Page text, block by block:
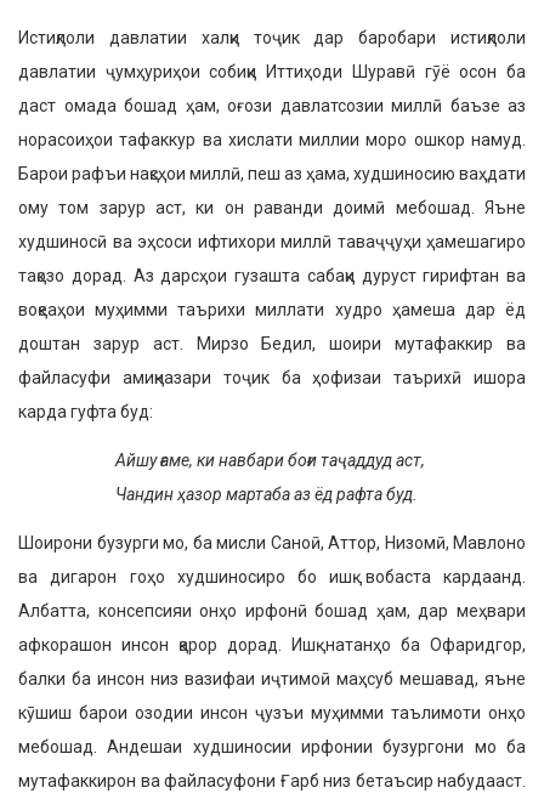
Истиқлоли давлатии халқи тоҷик дар баробари истиқлоли
давлатии ҷумҳу­риҳои собиқи Иттиҳоди Шуравӣ гӯё осон ба
даст омада бошад ҳам, оғози давлатсозии миллӣ баъзе аз
норасоиҳои тафаккур ва хислати миллии моро ошкор намуд.
Барои рафъи нақсҳои миллӣ, пеш аз ҳама, худшиносию ваҳдати
ому том зарур аст, ки он раванди доимӣ мебошад. Яъне
худшиносӣ ва эҳсоси ифтихори миллӣ таваҷҷуҳи ҳамешагиро
тақозо дорад. Аз дарсҳои гузашта сабақи дуруст гирифтан ва
воқеаҳои муҳимми таърихи миллати худро ҳамеша дар ёд
доштан зарур аст. Мирзо Бедил, шоири мутафаккир ва
файласуфи амиқназари тоҷик ба ҳофизаи таърихӣ ишора
карда гуфта буд:
Айшу ғаме, ки навбари боғитаҷаддуд аст,
Чандин ҳазор мартаба аз ёдрафта буд.
Шоирони бузурги мо, ба мисли Саноӣ, Аттор, Низомӣ, Мавлоно
ва дигарон гоҳо худшиносиро бо ишқ вобаста кардаанд.
Албатта, консепсияи онҳо ирфонӣ бошад ҳам, дар меҳвари
афкорашон инсон қарор дорад. Ишқ натанҳо ба Офарид­гор,
балки ба инсон низ вазифаи иҷтимоӣ маҳсуб мешавад, яъне
кӯшиш барои озодии инсон ҷузъи муҳимми таълимоти онҳо
мебошад. Андешаи худшиносии ирфонии бузургони мо ба
мутафаккирон ва файласуфони Ғарб низ бетаъсир набудааст.